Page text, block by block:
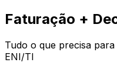
Faturação +
Tudo o que precisa
ENI/TI